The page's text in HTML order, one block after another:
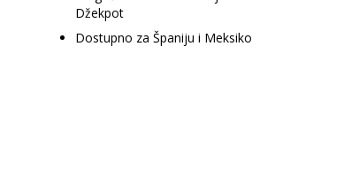
Džekpot
Dostupno za Španiju i Meksiko